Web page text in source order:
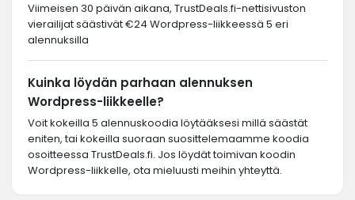
Viimeisen 30 päivän aikana, TrustDeals.fi-nettisivuston
vierailijat säästivät €24 Wordpress-liikkeessä 5 eri
alennuksilla
Kuinka löydän parhaan alennuksen
Wordpress-liikkeelle?
Voit kokeilla 5 alennuskoodia löytääksesi millä säästät
eniten, tai kokeilla suoraan suosittelemaamme koodia
osoitteessa TrustDeals.fi. Jos löydät toimivan koodin
Wordpress-liikkelle, ota mieluusti meihin yhteyttä.